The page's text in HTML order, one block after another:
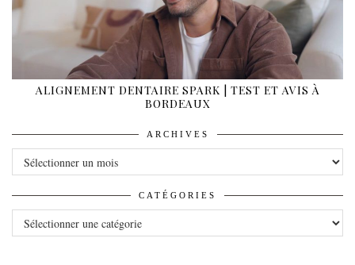
ALIGNEMENT DENTAIRE SPARK | TEST ET AVIS À
BORDEAUX
ARCHIVES
ARCHIVES
CATÉGORIES
CATÉGORIES